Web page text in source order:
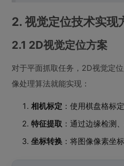
2. 视觉定位技术实现
2.1 2D视觉定位方案
对于平面抓取任务，2D视觉定
像处理算法就能实现：
相机标定 ：使用棋盘格标
特征提取 ：通过边缘检测
坐标转换 ：将图像像素坐